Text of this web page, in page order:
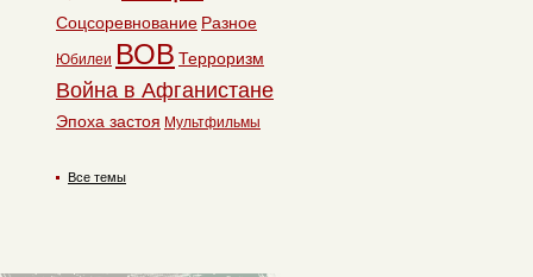
Соцсоревнование Разное
Юбилеи ВОВ Терроризм
Война в Афганистане
Эпоха застоя Мультфильмы
Все темы